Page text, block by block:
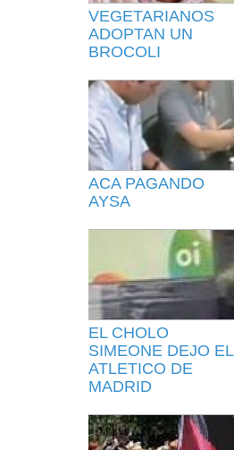
VEGETARIANOS
ADOPTAN UN
BROCOLI
ACA PAGANDO
AYSA
EL CHOLO
SIMEONE DEJO EL
ATLETICO DE
MADRID